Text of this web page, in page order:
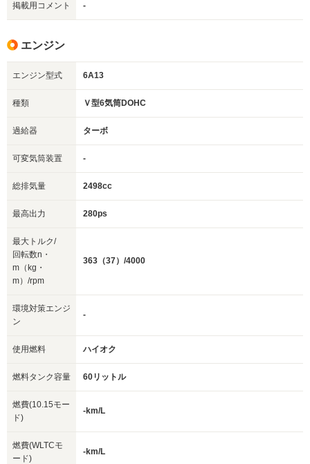
掲載用コメント -
エンジン
エンジン型式 6A13
種類 Ｖ型6気筒DOHC
過給器 ターボ
可変気筒装置 -
総排気量 2498cc
最高出力 280ps
最大トルク/
回転数n・
m（kg・
m）/rpm
363（37）/4000
環境対策エンジ
ン
-
使用燃料 ハイオク
燃料タンク容量 60リットル
燃費(10.15モー
ド)
-km/L
燃費(WLTCモ
ード)
-km/L